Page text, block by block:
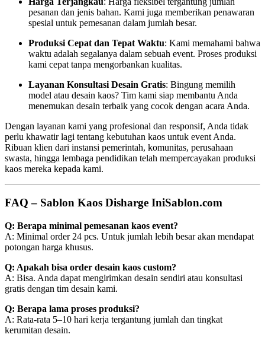
pesanan dan jenis bahan. Kami juga memberikan penawaran
spesial untuk pemesanan dalam jumlah besar.
Produksi Cepat dan Tepat Waktu: Kami memahami bahwa
waktu adalah segalanya dalam sebuah event. Proses produksi
kami cepat tanpa mengorbankan kualitas.
Layanan Konsultasi Desain Gratis: Bingung memilih
model atau desain kaos? Tim kami siap membantu Anda
menemukan desain terbaik yang cocok dengan acara Anda.
Dengan layanan kami yang profesional dan responsif, Anda tidak
perlu khawatir lagi tentang kebutuhan kaos untuk event Anda.
Ribuan klien dari instansi pemerintah, komunitas, perusahaan
swasta, hingga lembaga pendidikan telah mempercayakan produksi
kaos mereka kepada kami.
FAQ – Sablon Kaos Disharge IniSablon.com
Q: Berapa minimal pemesanan kaos event?
A: Minimal order 24 pcs. Untuk jumlah lebih besar akan mendapat
potongan harga khusus.
Q: Apakah bisa order desain kaos custom?
A: Bisa. Anda dapat mengirimkan desain sendiri atau konsultasi
gratis dengan tim desain kami.
Q: Berapa lama proses produksi?
A: Rata-rata 5–10 hari kerja tergantung jumlah dan tingkat
kerumitan desain.